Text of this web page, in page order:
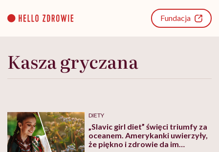
content
Fundacja
Kasza gryczana
DIETY
„Slavic girl diet” święci triumfy za
oceanem. Amerykanki uwierzyły,
że piękno i zdrowie da im